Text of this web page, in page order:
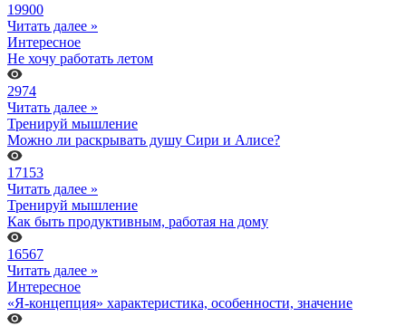
19900
Читать далее »
Интересное
Не хочу работать летом
2974
Читать далее »
Тренируй мышление
Можно ли раскрывать душу Сири и Алисе?
17153
Читать далее »
Тренируй мышление
Как быть продуктивным, работая на дому
16567
Читать далее »
Интересное
«Я-концепция» характеристика, особенности, значение